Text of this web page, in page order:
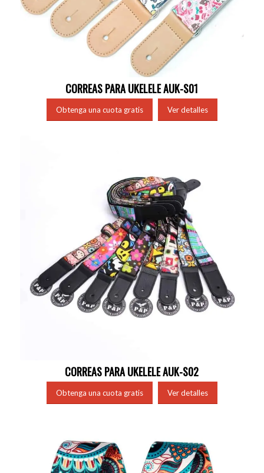
CORREAS PARA UKELELE AUK-S01
Obtenga una cuota gratis Ver detalles
CORREAS PARA UKELELE AUK-S02
Obtenga una cuota gratis Ver detalles